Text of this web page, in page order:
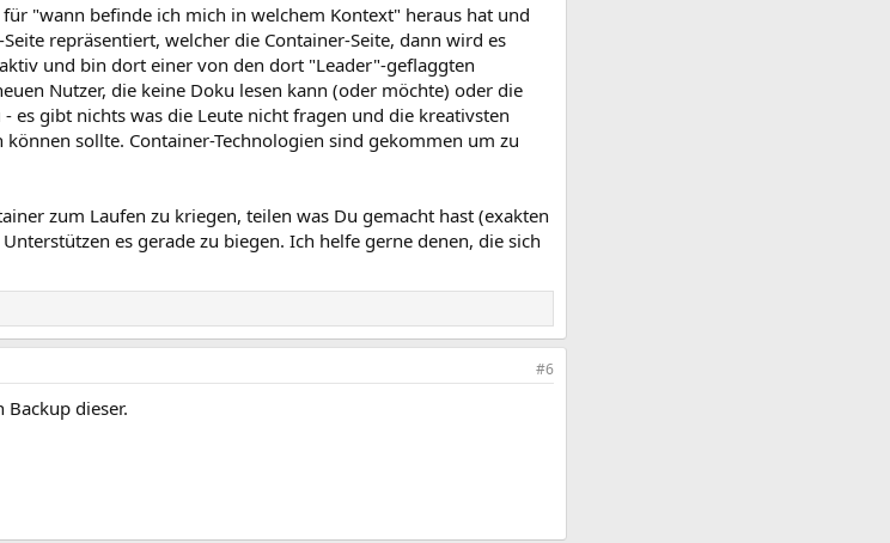
"wann befinde ich mich in welchem Kontext" heraus hat und
repräsentiert, welcher die Container-Seite, dann wird es
und bin dort einer von den dort "Leader"-geflaggten
Nutzer, die keine Doku lesen kann (oder möchte) oder die
es gibt nichts was die Leute nicht fragen und die kreativsten
sollte. Container-Technologien sind gekommen um zu
zum Laufen zu kriegen, teilen was Du gemacht hast (exakten
es gerade zu biegen. Ich helfe gerne denen, die sich
#6
dieser.